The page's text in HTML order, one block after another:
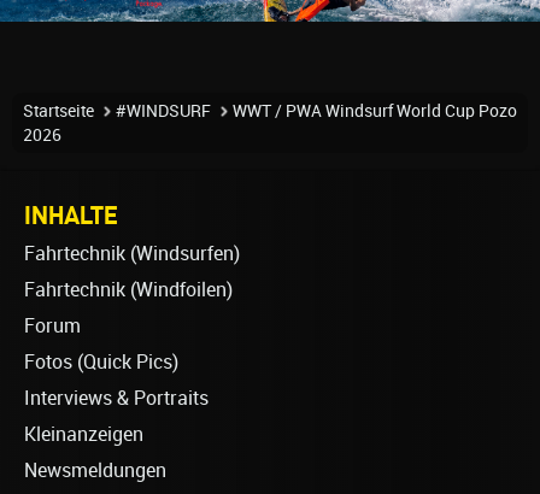
Startseite #WINDSURF
WWT / PWA Windsurf World Cup Pozo
2026
INHALTE
Fahrtechnik (Windsurfen)
Fahrtechnik (Windfoilen)
Forum
Fotos (Quick Pics)
Interviews & Portraits
Kleinanzeigen
Newsmeldungen